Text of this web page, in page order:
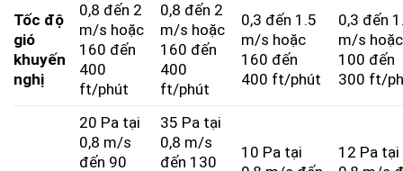
Tốc độ
gió
khuyến
nghị
0,8 đến 2
m/s hoặc
160 đến
400
ft/phút
0,8 đến 2
m/s hoặc
160 đến
400
ft/phút
0,3 đến 1.5
m/s hoặc
160 đến
400 ft/phút
0,3 đến
m/s hoặc
100 đến
300 ft/
20 Pa tại
0,8 m/s
đến 90
35 Pa tại
0,8 m/s
đến 130
10 Pa tại
12 Pa tại